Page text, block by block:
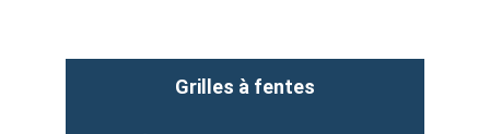
Grilles à fentes